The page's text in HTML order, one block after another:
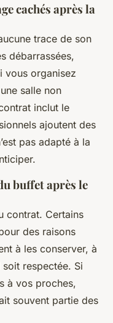
cachés après la
trace de son
débarrassées,
vous organisez
salle non
inclut le
ajoutent des
pas adapté à la
buffet après le
contrat. Certains
des raisons
à les conserver, à
respectée. Si
à vos proches,
souvent partie des